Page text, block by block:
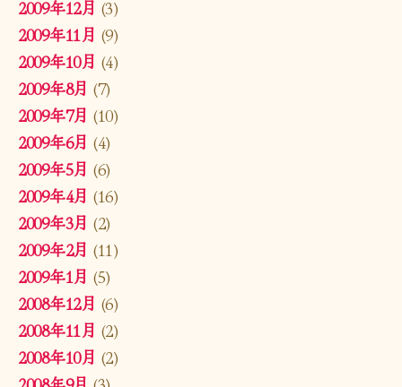
2009年12月 (3)
2009年11月 (9)
2009年10月 (4)
2009年8月 (7)
2009年7月 (10)
2009年6月 (4)
2009年5月 (6)
2009年4月 (16)
2009年3月 (2)
2009年2月 (11)
2009年1月 (5)
2008年12月 (6)
2008年11月 (2)
2008年10月 (2)